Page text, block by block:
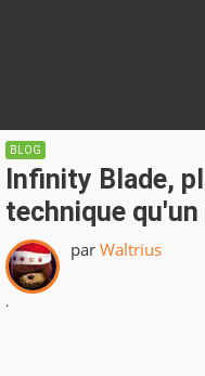
BLOG
Infinity Blade,
technique qu'un
par Waltrius
.